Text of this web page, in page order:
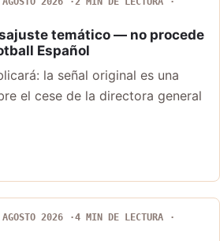
temático — no procede
Español
la señal original es una
el cese de la directora general
2026
4 MIN DE LECTURA